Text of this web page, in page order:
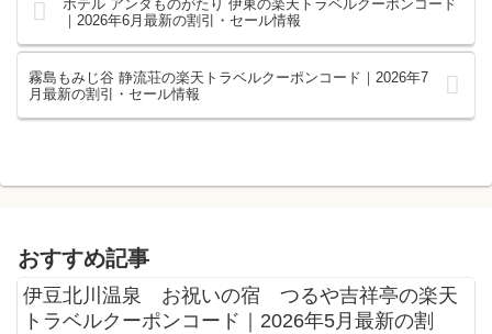
ホテル アンダものがたり 伊東の楽天トラベルクーポンコード
｜2026年6月最新の割引・セール情報
霧島もみじ谷 静流荘の楽天トラベルクーポンコード｜2026年7
月最新の割引・セール情報
おすすめ記事
伊豆北川温泉 お祝いの宿 つるや吉祥亭の楽天
トラベルクーポンコード｜2026年5月最新の割